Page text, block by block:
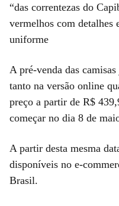
“das correntezas do
vermelhos com detalhes
uniforme
A pré-venda das
tanto na versão online
preço a partir de R$
começar no dia 8 de
A partir desta mesma
disponíveis no e-
Brasil.